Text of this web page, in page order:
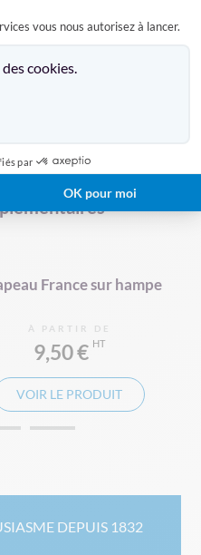
vous nous autorisez à lancer.
cookies.
par
OK pour moi
AUSSI
France sur hampe
À PARTIR DE
9,50 €
VOIR LE PRODUIT
DEPUIS 1832